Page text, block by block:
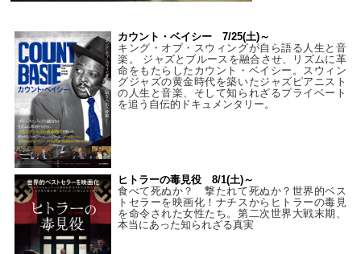
カウント・ベイシー 7/25(土)～
キング・オブ・スウィングが自ら語る人生と音
楽。 ジャズとブルースを融合させ、リズムに革
命をもたらしたカウント・ベイシー。スウィン
グジャズの黄金時代を築いたジャズピアニスト
の人生と音楽、そして知られざるプライベート
を追う自伝的ドキュメンタリー。
ヒトラーの毒見役 8/1(土)～
食べて死ぬか？ 撃たれて死ぬか？世界的ベス
トセラーを映画化！ナチスからヒトラーの毒見
を命令された女性たち。第二次世界大戦末期、
本当にあった知られざる真実